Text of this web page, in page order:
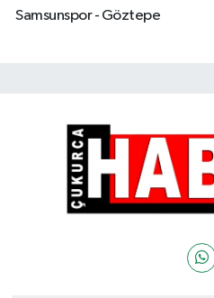
Samsunspor - Göztepe